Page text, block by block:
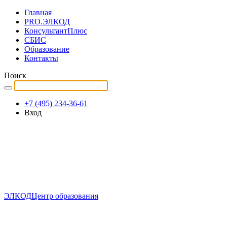
Главная
PRO.ЭЛКОД
КонсультантПлюс
СБИС
Образование
Контакты
Поиск
+7 (495) 234-36-61
Вход
ЭЛКОДЦентр образования